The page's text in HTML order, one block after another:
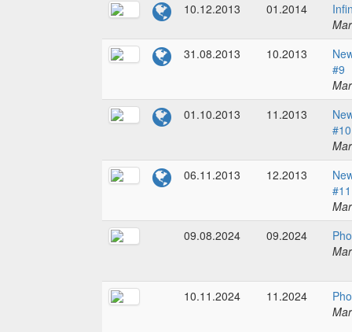
10.12.2013
01.2014
31.08.2013
10.2013
#9
01.10.2013
11.2013
#10
06.11.2013
12.2013
#11
09.08.2024
09.2024
10.11.2024 11.2024